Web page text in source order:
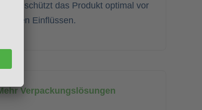
Beutel schützt das Produkt optimal vor
äußeren Einflüssen.
Verpackungslösungen